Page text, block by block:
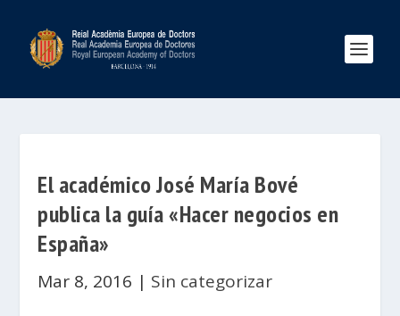
El académico José María Bové
publica la guía «Hacer negocios en
España»
Mar 8, 2016 | Sin categorizar